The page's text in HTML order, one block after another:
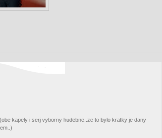
kapely i serj vyborny hudebne..ze to bylo kratky je dany